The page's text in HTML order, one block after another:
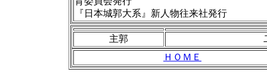
『日本城郭大系』新人物往来社発行
主郭
ＨＯＭＥ